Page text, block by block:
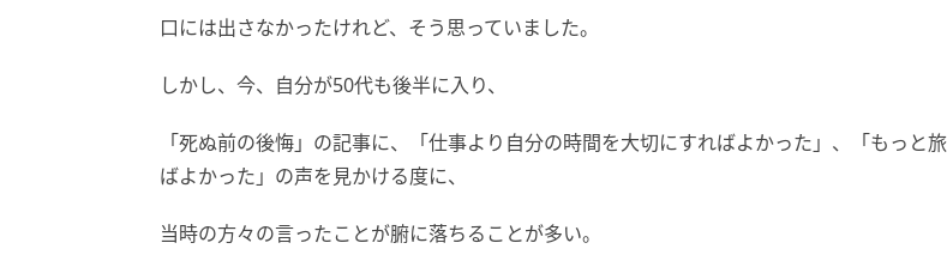
口には出さなかったけれど、そう思っていました。
しかし、今、自分が50代も後半に入り、
「死ぬ前の後悔」の記事に、「仕事より自分の時間を大切にすればよかった」、「もっと
ばよかった」の声を見かける度に、
当時の方々の言ったことが腑に落ちることが多い。